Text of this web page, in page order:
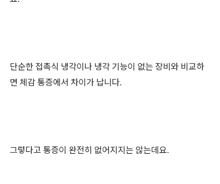
단순한 접촉식 냉각이나 냉각 기능이 없는 장비와 비교하
면 체감 통증에서 차이가 납니다.
그렇다고 통증이 완전히 없어지지는 않는데요.